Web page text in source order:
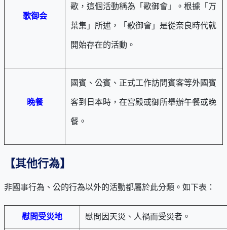
歌御会
歌，這個活動稱為「歌御會」。根據「万
葉集」所述，「歌御會」是從奈良時代就
開始存在的活動。
晩餐
國賓、公賓、正式工作訪問賓客等外國賓
客到日本時，在宮殿或御所舉辦午餐或晚
餐。
【其他行為】
非國事行為、公的行為以外的活動都屬於此分類。如下表：
慰問受災地 慰問因天災、人禍而受災者。